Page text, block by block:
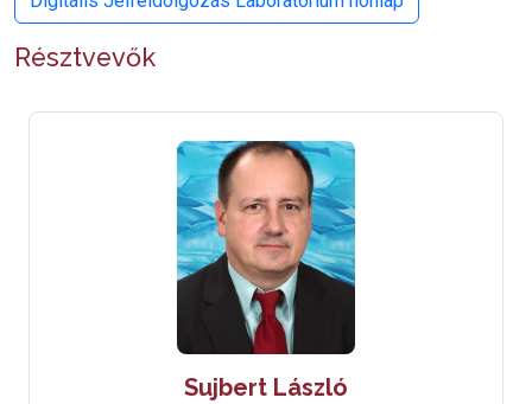
Résztvevők
Sujbert László